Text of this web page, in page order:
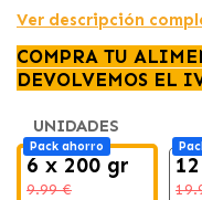
Sin cereales, con un
y sin aditivos ni
Nutrientes
de los gatitos,
Ver descripción
COMPRA TU
DEVOLVEMOS EL
UNIDADES
Pack ahorro
6 x 200 gr
9.99 €